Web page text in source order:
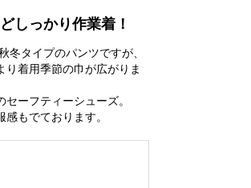
しっかり作業着！
タイプのパンツですが、
り着用季節の巾が広がりま
ーフティーシューズ。
もでております。